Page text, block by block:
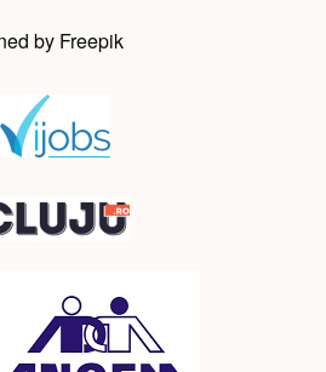
by Freepik